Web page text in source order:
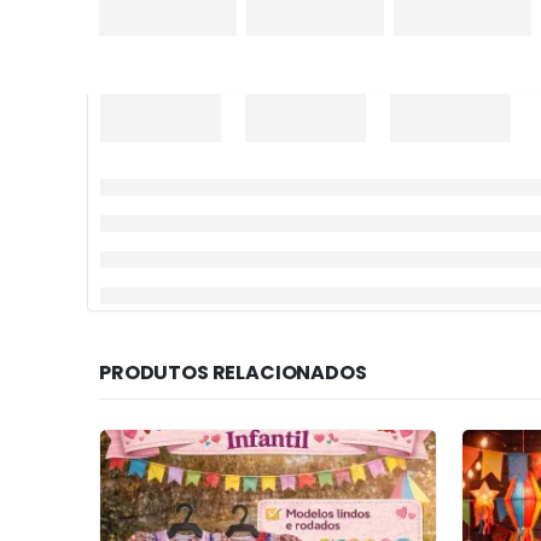
PRODUTOS RELACIONADOS